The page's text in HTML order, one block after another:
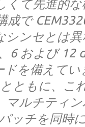
くて先進的
成で
シンセとは
6 および 12
ドを備えて
ともに、こ
マルチティ
ッチを同時